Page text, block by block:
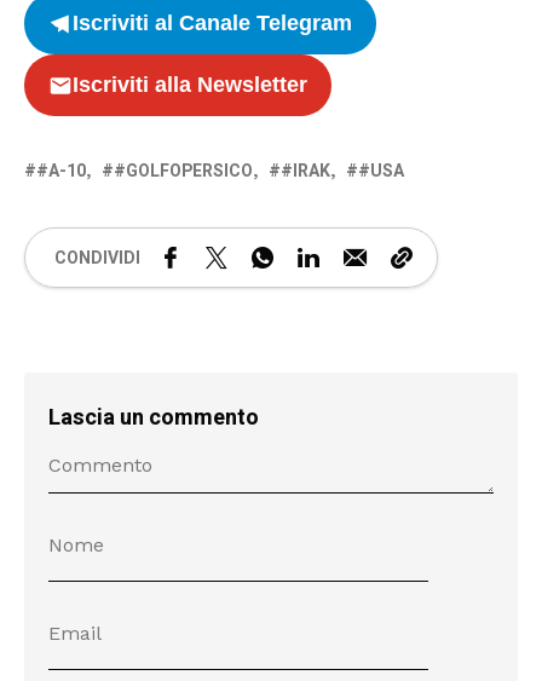
Iscriviti al Canale Telegram
Iscriviti alla Newsletter
#A-10 #GOLFOPERSICO #IRAK #USA
CONDIVIDI
Lascia un commento